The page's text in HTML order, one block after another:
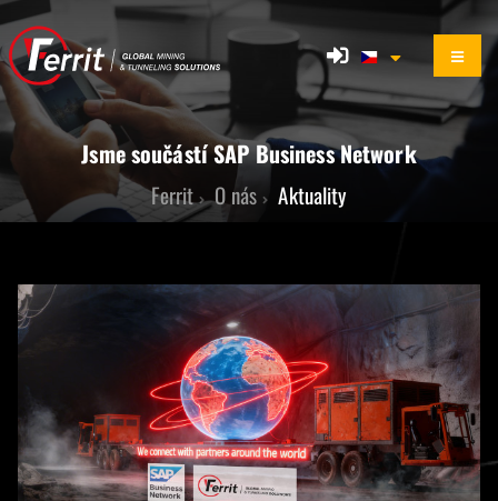
Jsme součástí SAP Business Network
Ferrit O nás Aktuality